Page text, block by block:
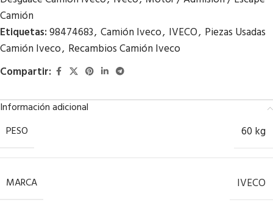
Camión
Etiquetas:98474683, Camión Iveco, IVECO, Piezas Usadas
Camión Iveco, Recambios Camión Iveco
Compartir:
Información adicional
PESO
60 kg
MARCA IVECO